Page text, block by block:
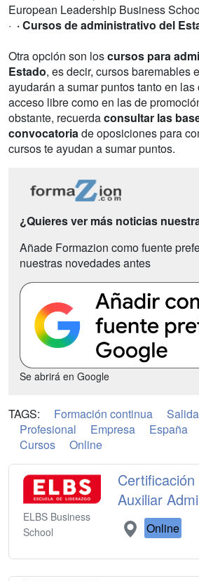
European Leadership Business
· · Cursos de administrativo del
Otra opción son loscursos para
Estado, es decir, cursos baremables
ayudarán a sumar puntos tanto en
acceso libre como en las de
obstante, recuerdaconsultar las
convocatoria de oposiciones para
cursos te ayudan a sumar puntos.
¿Quieres ver más noticias
Añade Formazion como fuente
nuestras novedades antes
Se abrirá en Google
TAGS: Formación continua
Profesional
Empresa España
Cursos
Online
ELBS Business
School
Auxiliar
Online